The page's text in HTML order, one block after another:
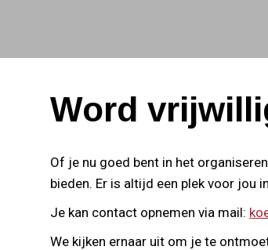
Word vrijwilliger bij Jeugddorp en maak mee het
Word
Of je nu goed bent in het
bieden. Er is altijd een plek voor jou
Je kan contact opnemen via mail:
We kijken ernaar uit om je te